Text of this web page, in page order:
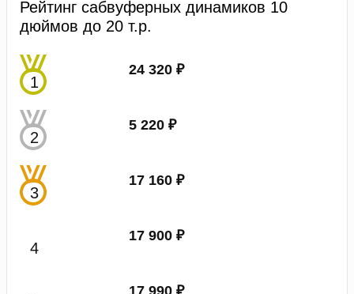
Рейтинг сабвуферных динамиков 10
дюймов до 20 т.р.
24 320 ₽
5 220 ₽
17 160 ₽
17 900 ₽
17 990 ₽